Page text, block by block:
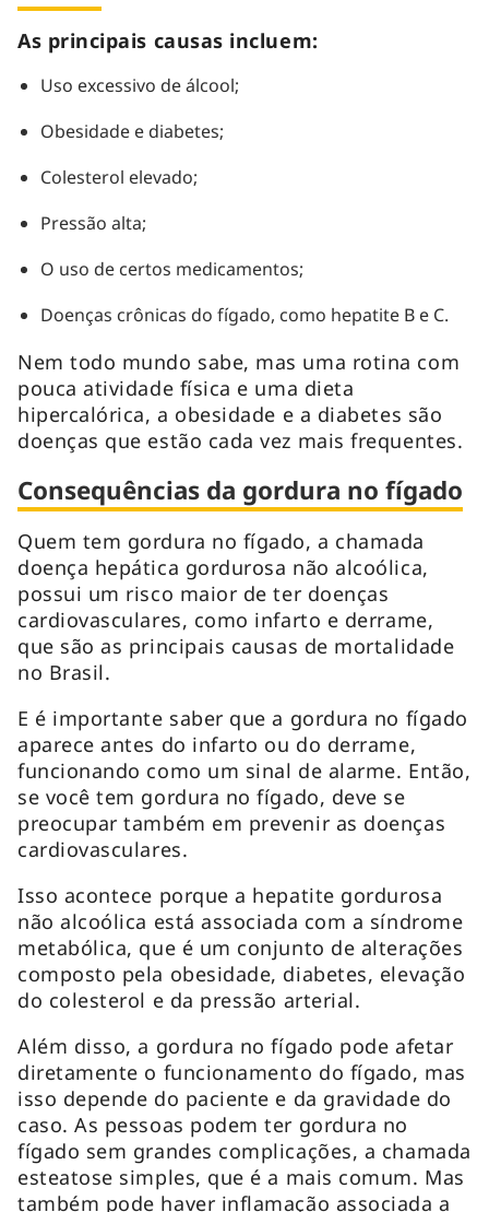
As principais causas incluem:
Uso excessivo de álcool;
Obesidade e diabetes;
Colesterol elevado;
Pressão alta;
O uso de certos medicamentos;
Doenças crônicas do fígado, como hepatite B e C.
Nem todo mundo sabe, mas uma rotina com
pouca atividade física e uma dieta
hipercalórica, a obesidade e a diabetes são
doenças que estão cada vez mais frequentes.
Consequências da gordura no fígado
Quem tem gordura no fígado, a chamada
doença hepática gordurosa não alcoólica,
possui um risco maior de ter doenças
cardiovasculares, como infarto e derrame,
que são as principais causas de mortalidade
no Brasil.
E é importante saber que a gordura no fígado
aparece antes do infarto ou do derrame,
funcionando como um sinal de alarme. Então,
se você tem gordura no fígado, deve se
preocupar também em prevenir as doenças
cardiovasculares.
Isso acontece porque a hepatite gordurosa
não alcoólica está associada com a síndrome
metabólica, que é um conjunto de alterações
composto pela obesidade, diabetes, elevação
do colesterol e da pressão arterial.
Além disso, a gordura no fígado pode afetar
diretamente o funcionamento do fígado, mas
isso depende do paciente e da gravidade do
caso. As pessoas podem ter gordura no
fígado sem grandes complicações, a chamada
esteatose simples, que é a mais comum. Mas
também pode haver inflamação associada a